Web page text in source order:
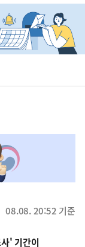
08.08. 20:52 기준
' 기간이